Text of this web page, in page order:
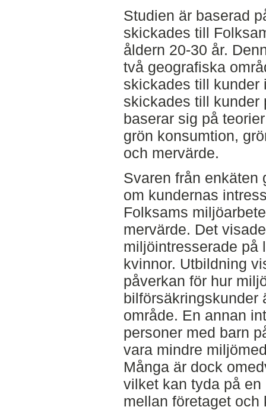
Studien är baserad
skickades till
åldern 20-30 år.
två geografiska
skickades till kunder
skickades till kunder
baserar sig på
grön konsumtion,
och mervärde.
Svaren från enkäten
om kundernas
Folksams
mervärde. Det
miljöintresserade på
kvinnor. Utbildning
påverkan för hur
bilförsäkringskunder
område. En annan
personer med barn
vara mindre
Många är dock
vilket kan tyda på
mellan företaget och